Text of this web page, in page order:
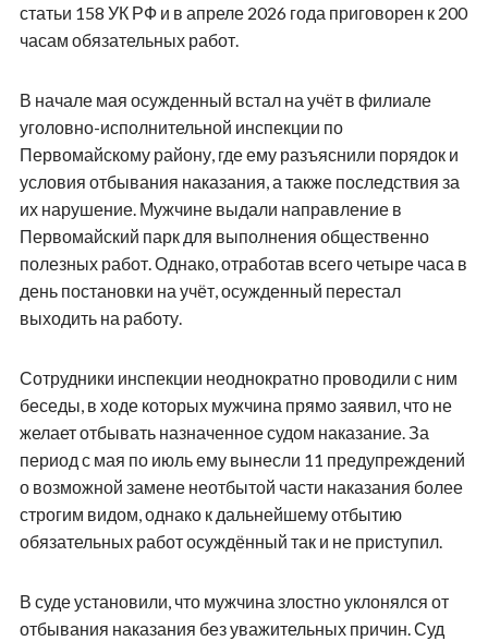
статьи 158 УК РФ и в апреле 2026 года приговорен к 200
часам обязательных работ.
В начале мая осужденный встал на учёт в филиале
уголовно-исполнительной инспекции по
Первомайскому району, где ему разъяснили порядок и
условия отбывания наказания, а также последствия за
их нарушение. Мужчине выдали направление в
Первомайский парк для выполнения общественно
полезных работ. Однако, отработав всего четыре часа в
день постановки на учёт, осужденный перестал
выходить на работу.
Сотрудники инспекции неоднократно проводили с ним
беседы, в ходе которых мужчина прямо заявил, что не
желает отбывать назначенное судом наказание. За
период с мая по июль ему вынесли 11 предупреждений
о возможной замене неотбытой части наказания более
строгим видом, однако к дальнейшему отбытию
обязательных работ осуждённый так и не приступил.
В суде установили, что мужчина злостно уклонялся от
отбывания наказания без уважительных причин. Суд